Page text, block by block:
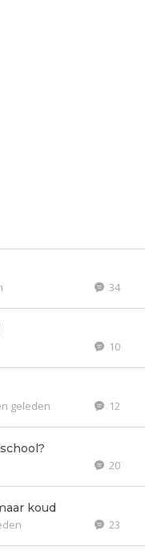
34
10
geleden 12
20
koud
23